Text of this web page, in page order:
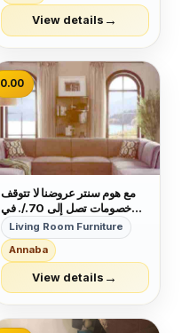
View details →
0.00
مع هوم سنتر عروضنا لا تتوقف
خصومات تصل إلى 70./. في
جميع فروعنا بالمملكه على
موديلات 2018
Living Room Furniture
Annaba
View details →